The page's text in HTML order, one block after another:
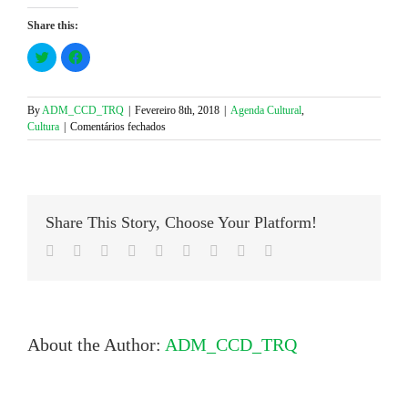
Share this:
Click
to
share
Twitter
(Opens
new
window)
Click
to
Facebook
(Opens
new
window)
ByADM_CCD_TRQ Fevereiro 8th, 2018 Agenda Cultural,
Cultura
Comentários fechadosem
Passeio
ao
Novo
Share This Story, Choose Your Platform!
Facebook
TwitterLinkedIn
Reddit Google+
TumblrPinterest
About the Author: ADM_CCD_TRQ